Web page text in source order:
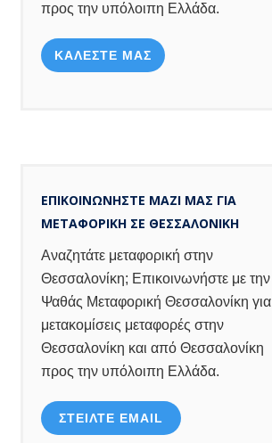
προς την υπόλοιπη Ελλάδα.
ΚΑΛΕΣΤΕ ΜΑΣ
ΕΠΙΚΟΙΝΩΝΗΣΤΕ ΜΑΖΙ ΜΑΣ ΓΙΑ
ΜΕΤΑΦΟΡΙΚΗ ΣΕ ΘΕΣΣΑΛΟΝΙΚΗ
Αναζητάτε μεταφορική στην
Θεσσαλονίκη; Επικοινωνήστε με την
Ψαθάς Μεταφορική Θεσσαλονίκη για
μετακομίσεις μεταφορές στην
Θεσσαλονίκη και από Θεσσαλονίκη
προς την υπόλοιπη Ελλάδα.
ΣΤΕΙΛΤΕ EMAIL